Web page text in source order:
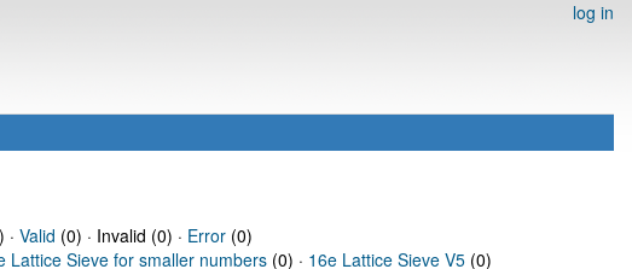
log in
Valid (0) · Invalid (0) · Error(0)
Lattice Sieve for smaller numbers (0) · 16e Lattice Sieve V5 (0)